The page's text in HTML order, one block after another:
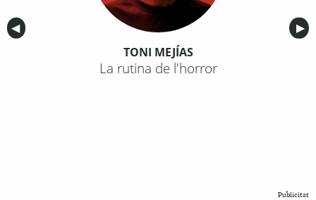
Anterior
◀︎ ▶︎
TONI MEJÍAS
La rutina de l'horror
Publicitat